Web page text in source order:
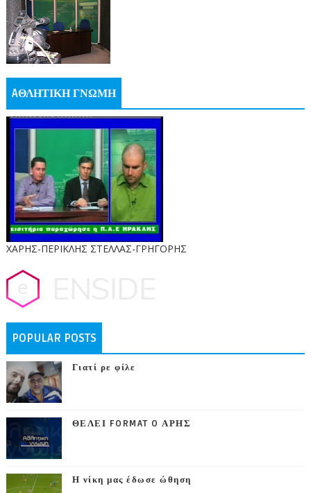
AΘΛΗΤΙΚΗ ΓΝΩΜΗ
ΧΑΡΗΣ-ΠΕΡΙΚΛΗΣ ΣΤΕΛΛΑΣ-ΓΡΗΓΟΡΗΣ
POPULAR POSTS
Γιατί ρε φίλε
ΘΕΛΕΙ FORMAT O ΑΡΗΣ
Η νίκη μας έδωσε ώθηση